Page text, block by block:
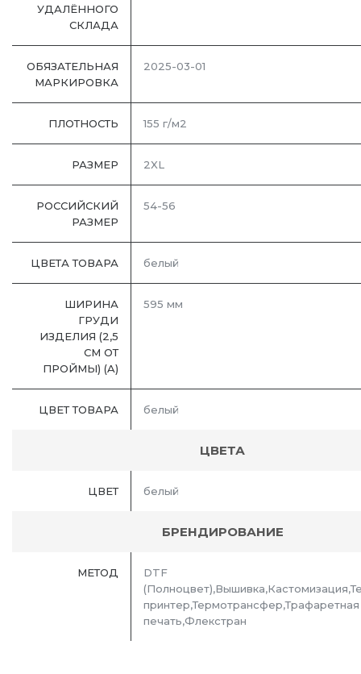
УДАЛЁННОГО
СКЛАДА
ОБЯЗАТЕЛЬНАЯ
МАРКИРОВКА
2025-03-01
ПЛОТНОСТЬ 155 г/м2
РАЗМЕР 2XL
РОССИЙСКИЙ
РАЗМЕР
54-56
ЦВЕТА ТОВАРА белый
ШИРИНА
ГРУДИ
ИЗДЕЛИЯ (2,5
СМ ОТ
ПРОЙМЫ) (A)
595 мм
ЦВЕТ ТОВАРА белый
ЦВЕТА
ЦВЕТ белый
БРЕНДИРОВАНИЕ
МЕТОД
DTF
принтер,Термотрансфер,Трафаретная
печать,Флекстран